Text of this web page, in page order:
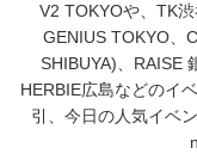
V2 TOKYOや、TK
GENIUS TOKYO、
SHIBUYA)、RAISE
HERBIE広島などのイ
引、今日の人気イベ